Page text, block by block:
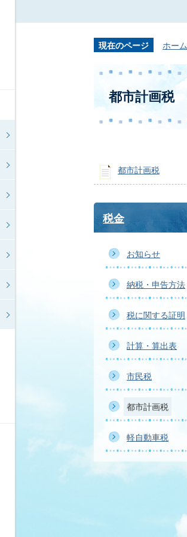
現在のページ ホーム
都市計画税
都市計画税
税金
お知らせ
納税・申告方法
税に関する証明
計算・算出表
市民税
都市計画税
軽自動車税